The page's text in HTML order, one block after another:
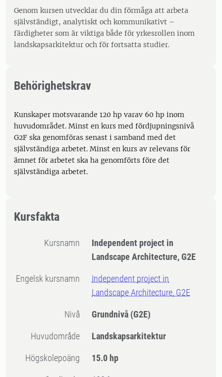
Genom kursen utvecklar du din förmåga att arbeta
självständigt, analytiskt och kommunikativt –
färdigheter som är viktiga både för yrkesrollen inom
landskapsarkitektur och för fortsatta studier.
Behörighetskrav
Kunskaper motsvarande 120 hp varav 60 hp inom
huvudområdet. Minst en kurs med fördjupningsnivå
G2F ska genomföras senast i samband med det
självständiga arbetet. Minst en kurs av relevans för
ämnet för arbetet ska ha genomförts före det
självständiga arbetet.
Kursfakta
Kursnamn
Independent project in
Landscape Architecture, G2E
Engelsk kursnamn
Independent project in
Landscape Architecture, G2E
Nivå Grundnivå (G2E)
Huvudområde Landskapsarkitektur
högskolepoäng 15.0 hp